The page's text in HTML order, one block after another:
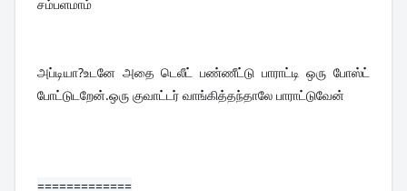
சம்பளமாம்
அப்டியா?உடனே அதை டெலீட் பண்ணீட்டு பாராட்டி ஒரு போஸ்ட்
போட்டுடறேன்.ஒரு குவாட்டர் வாங்கித்தந்தாலே பாராட்டுவேன்
=============